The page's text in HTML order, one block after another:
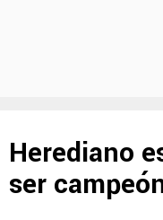
Herediano
ser